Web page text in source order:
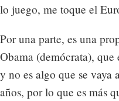
lo juego, me toque el
Por una parte, es una
Obama (demócrata), que
y no es algo que se vaya
años, por lo que es más